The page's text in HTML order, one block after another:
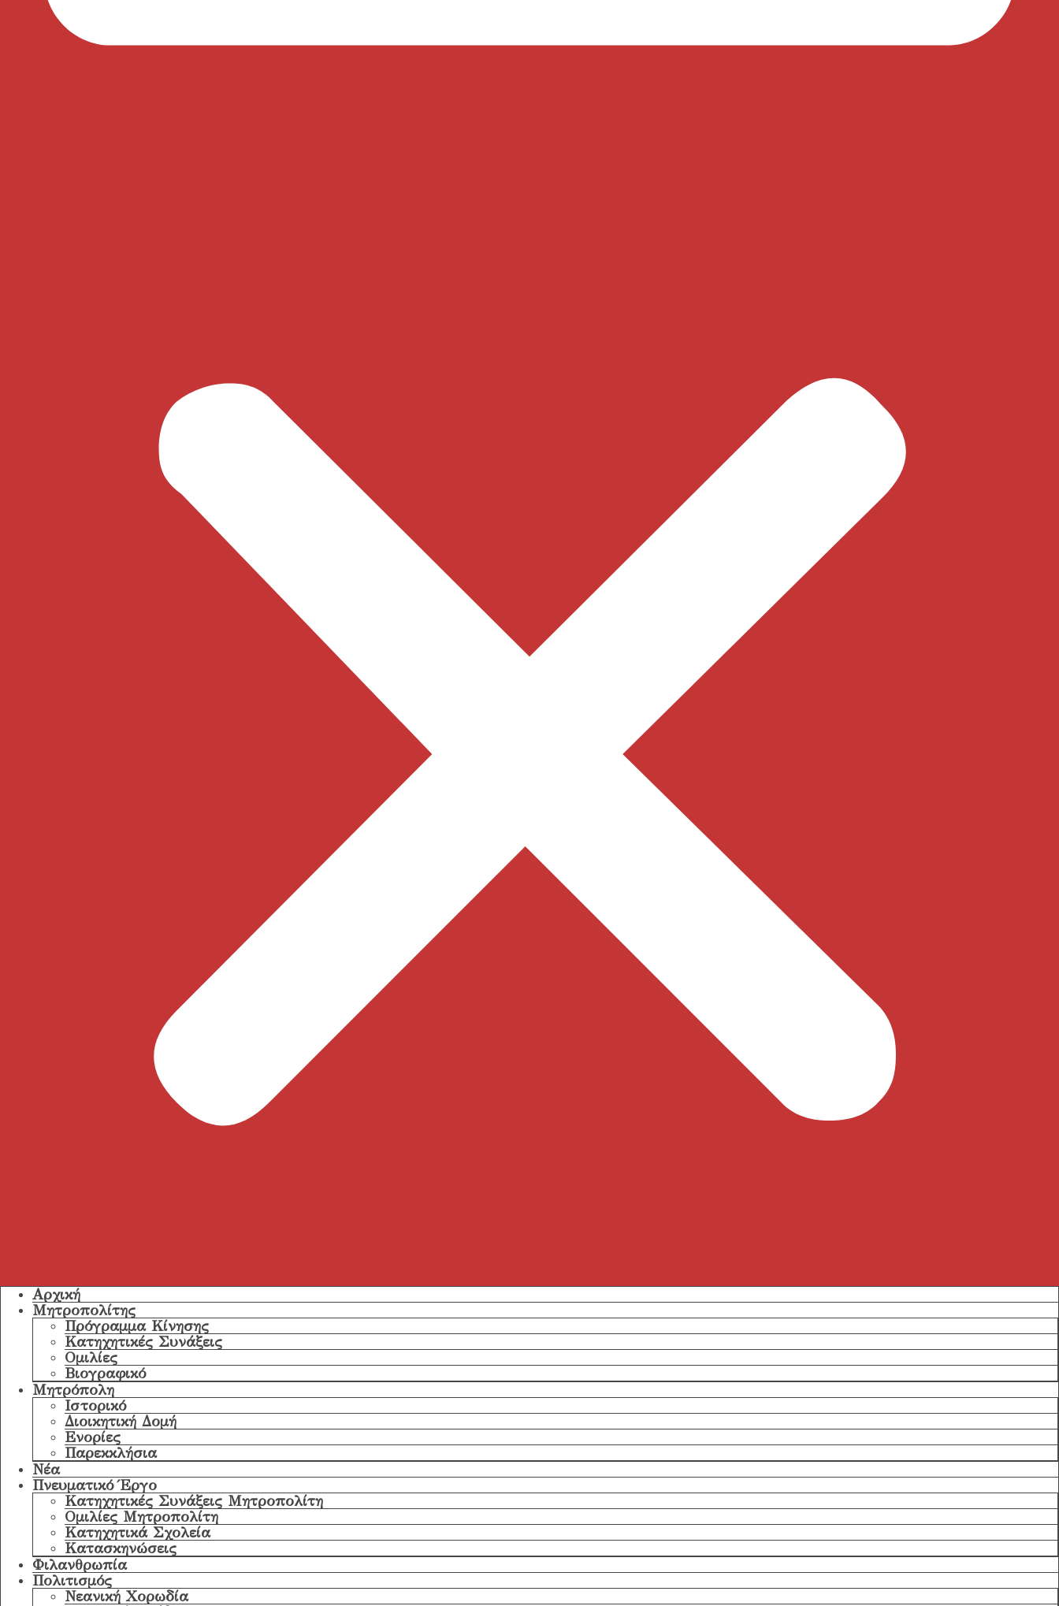
Αρχική
Μητροπολίτης
Πρόγραμμα Κίνησης
Κατηχητικές Συνάξεις
Ομιλίες
Βιογραφικό
Μητρόπολη
Ιστορικό
Διοικητική Δομή
Ενορίες
Παρεκκλήσια
Νέα
Πνευματικό Έργο
Κατηχητικές Συνάξεις Μητροπολίτη
Ομιλίες Μητροπολίτη
Κατηχητικά Σχολεία
Κατασκηνώσεις
Φιλανθρωπία
Πολιτισμός
Νεανική Χορωδία